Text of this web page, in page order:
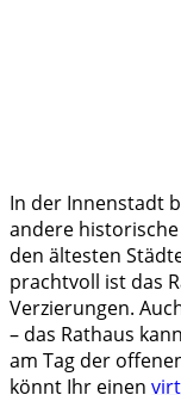
In der Innenstadt
andere
den ältesten
prachtvoll ist das
Verzierungen.
– das Rathaus
am Tag der
könnt Ihr einen